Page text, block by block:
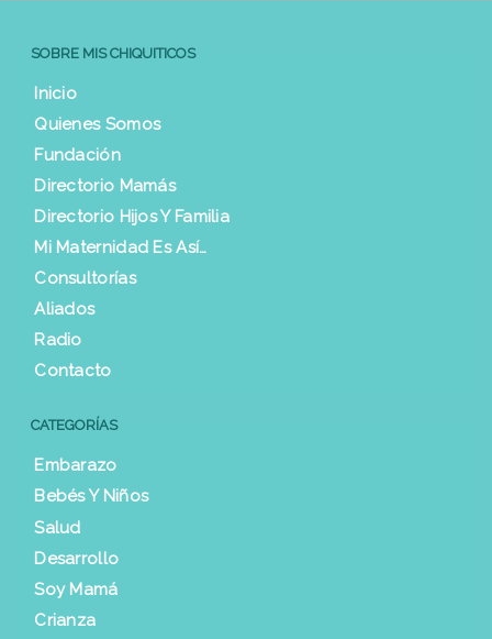
SOBRE MIS CHIQUITICOS
Inicio
Quienes Somos
Fundación
Directorio Mamás
Directorio Hijos Y Familia
Mi Maternidad Es Así…
Consultorías
Aliados
Radio
Contacto
CATEGORÍAS
Embarazo
Bebés Y Niños
Salud
Desarrollo
Soy Mamá
Crianza